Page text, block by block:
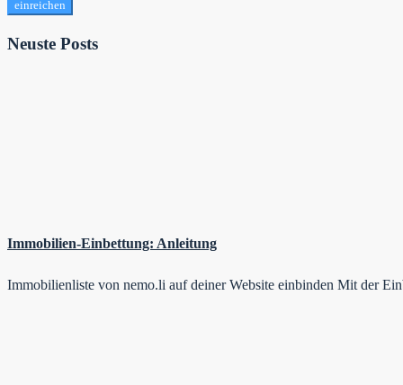
einreichen
Neuste Posts
Immobilien-Einbettung: Anleitung
Immobilienliste von nemo.li auf deiner Website einbinden Mit der